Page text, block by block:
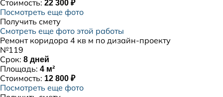
Стоимость: 22 300 ₽
Посмотреть еще фото
Получить смету
Смотреть еще фото этой работы
Ремонт коридора 4 кв м по дизайн-проекту
№119
Срок: 8 дней
Площадь: 4 м²
Стоимость: 12 800 ₽
Посмотреть еще фото